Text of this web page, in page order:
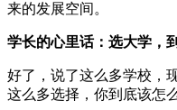
来的发展空间。
学长的心里话：选大学，
好了，说了这么多学校，
这么多选择，你到底该怎